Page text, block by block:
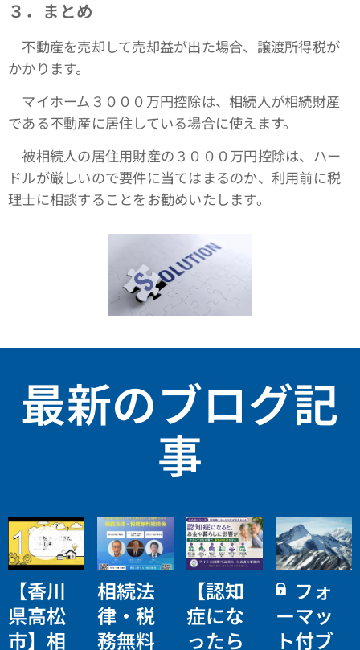
３．まとめ
不動産を売却して売却益が出た場合、譲渡所得税が
かかります。
マイホーム３０００万円控除は、相続人が相続財産
である不動産に居住している場合に使えます。
被相続人の居住用財産の３０００万円控除は、ハー
ドルが厳しいので要件に当てはまるのか、利用前に税
理士に相談することをお勧めいたします。
最新のブログ記
事
【香川
県高松
市】相
相続法
律・税
務無料
【認知
症にな
ったら
フォ
ーマッ
ト付ブ